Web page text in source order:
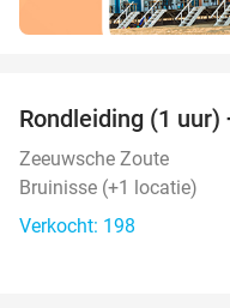
Rondleiding (1
Zeeuwsche Zoute
Bruinisse (+1 locatie)
Verkocht: 198